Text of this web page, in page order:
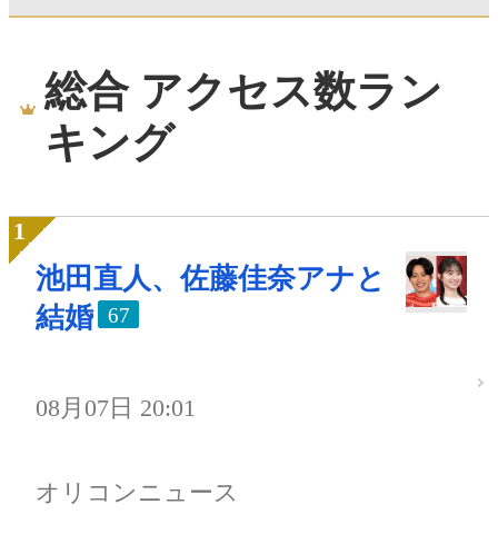
総合 アクセス数ラン
キング
池田直人、佐藤佳奈アナと
結婚
67
08月07日 20:01
オリコンニュース